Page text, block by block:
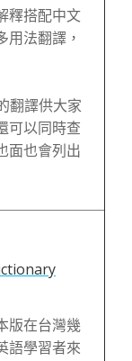
釋搭配中文
用法翻譯，
翻譯供大家
可以同時查
面也會列出
版在台灣幾
語學習者來